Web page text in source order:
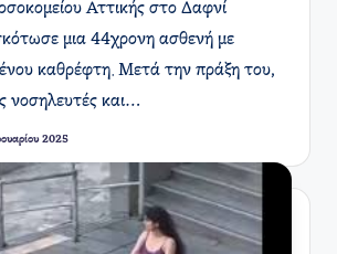
Αττικής στο Δαφνί
μια 44χρονη ασθενή με
καθρέφτη. Μετά την πράξη του,
νοσηλευτές και…
2025